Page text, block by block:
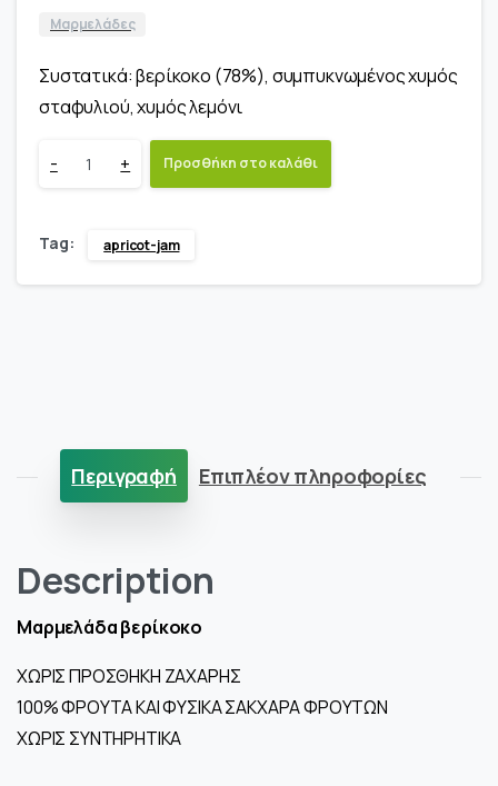
Μαρμελάδες
Συστατικά: βερίκοκο (78%), συμπυκνωμένος χυμός
σταφυλιού, χυμός λεμόνι
Μαρμελάδα
quantity
- + Προσθήκη στο καλάθι
Tag: apricot-jam
Περιγραφή Επιπλέον πληροφορίες
Description
Μαρμελάδα βερίκοκο
ΧΩΡΙΣ ΠΡΟΣΘΗΚΗ ΖΑΧΑΡΗΣ
100% ΦΡΟΥΤΑ ΚΑΙ ΦΥΣΙΚΑ ΣΑΚΧΑΡΑ ΦΡΟΥΤΩΝ
ΧΩΡΙΣ ΣΥΝΤΗΡΗΤΙΚΑ